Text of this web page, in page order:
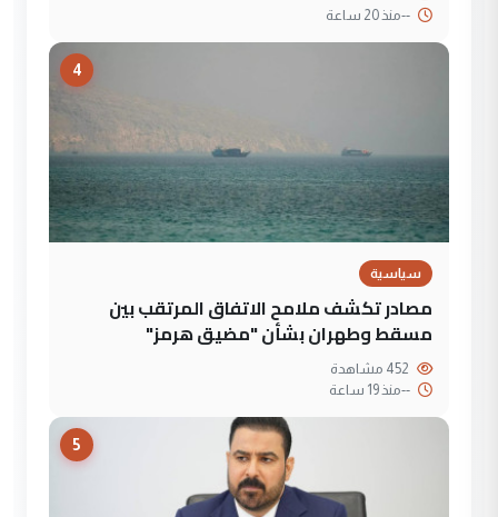
--منذ 20 ساعة
4
سياسية
مصادر تكشف ملامح الاتفاق المرتقب بين
مسقط وطهران بشأن "مضيق هرمز"
--منذ 19 ساعة
5